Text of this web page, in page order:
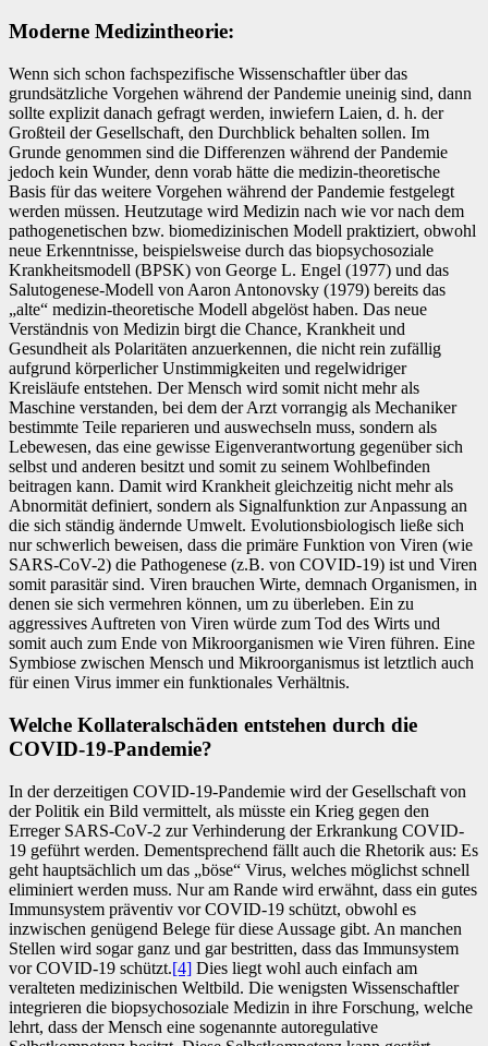
Moderne Medizintheorie:
Wenn sich schon fachspezifische Wissenschaftler über das
grundsätzliche Vorgehen während der Pandemie uneinig sind, dann
sollte explizit danach gefragt werden, inwiefern Laien, d. h. der
Großteil der Gesellschaft, den Durchblick behalten sollen. Im
Grunde genommen sind die Differenzen während der Pandemie
jedoch kein Wunder, denn vorab hätte die medizin-theoretische
Basis für das weitere Vorgehen während der Pandemie festgelegt
werden müssen. Heutzutage wird Medizin nach wie vor nach dem
pathogenetischen bzw. biomedizinischen Modell praktiziert, obwohl
neue Erkenntnisse, beispielsweise durch das biopsychosoziale
Krankheitsmodell (BPSK) von George L. Engel (1977) und das
Salutogenese-Modell von Aaron Antonovsky (1979) bereits das
„alte“ medizin-theoretische Modell abgelöst haben. Das neue
Verständnis von Medizin birgt die Chance, Krankheit und
Gesundheit als Polaritäten anzuerkennen, die nicht rein zufällig
aufgrund körperlicher Unstimmigkeiten und regelwidriger
Kreisläufe entstehen. Der Mensch wird somit nicht mehr als
Maschine verstanden, bei dem der Arzt vorrangig als Mechaniker
bestimmte Teile reparieren und auswechseln muss, sondern als
Lebewesen, das eine gewisse Eigenverantwortung gegenüber sich
selbst und anderen besitzt und somit zu seinem Wohlbefinden
beitragen kann. Damit wird Krankheit gleichzeitig nicht mehr als
Abnormität definiert, sondern als Signalfunktion zur Anpassung an
die sich ständig ändernde Umwelt. Evolutionsbiologisch ließe sich
nur schwerlich beweisen, dass die primäre Funktion von Viren (wie
SARS-CoV-2) die Pathogenese (z.B. von COVID-19) ist und Viren
somit parasitär sind. Viren brauchen Wirte, demnach Organismen, in
denen sie sich vermehren können, um zu überleben. Ein zu
aggressives Auftreten von Viren würde zum Tod des Wirts und
somit auch zum Ende von Mikroorganismen wie Viren führen. Eine
Symbiose zwischen Mensch und Mikroorganismus ist letztlich auch
für einen Virus immer ein funktionales Verhältnis.
Welche Kollateralschäden entstehen durch die
COVID-19-Pandemie?
In der derzeitigen COVID-19-Pandemie wird der Gesellschaft von
der Politik ein Bild vermittelt, als müsste ein Krieg gegen den
Erreger SARS-CoV-2 zur Verhinderung der Erkrankung COVID-
19 geführt werden. Dementsprechend fällt auch die Rhetorik aus: Es
geht hauptsächlich um das „böse“ Virus, welches möglichst schnell
eliminiert werden muss. Nur am Rande wird erwähnt, dass ein gutes
Immunsystem präventiv vor COVID-19 schützt, obwohl es
inzwischen genügend Belege für diese Aussage gibt. An manchen
Stellen wird sogar ganz und gar bestritten, dass das Immunsystem
vor COVID-19 schützt.[4] Dies liegt wohl auch einfach am
veralteten medizinischen Weltbild. Die wenigsten Wissenschaftler
integrieren die biopsychosoziale Medizin in ihre Forschung, welche
lehrt, dass der Mensch eine sogenannte autoregulative